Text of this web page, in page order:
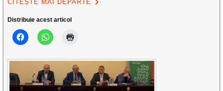
CITEȘTE MAI DEPARTE
Distribuie acest articol